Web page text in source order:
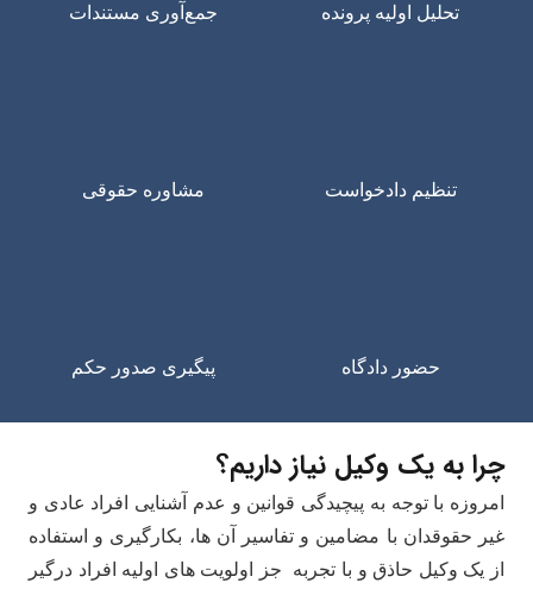
تحلیل اولیه پرونده جمع‌آوری مستندات
تنظیم دادخواست مشاوره حقوقی
حضور دادگاه پیگیری صدور حکم
چرا به یک وکیل نیاز داریم؟
امروزه با توجه به پیچیدگی قوانین و عدم آشنایی افراد عادی و
غیر حقوقدان با مضامین و تفاسیر آن ها، بکارگیری و استفاده
از یک وکیل حاذق و با تجربه جز اولویت های اولیه افراد درگیر